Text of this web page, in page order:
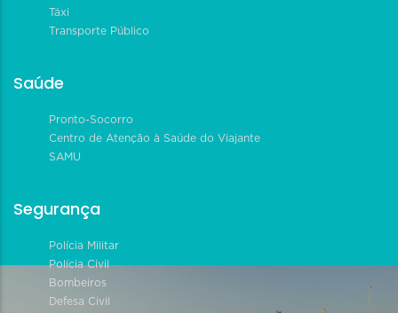
Táxi
Transporte Público
Saúde
Pronto-Socorro
Centro de Atenção à Saúde do Viajante
SAMU
Segurança
Polícia Militar
Polícia Civil
Bombeiros
Defesa Civil